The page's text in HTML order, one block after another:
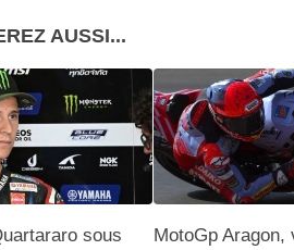
AUSSI...
sous
MotoGp Aragon,